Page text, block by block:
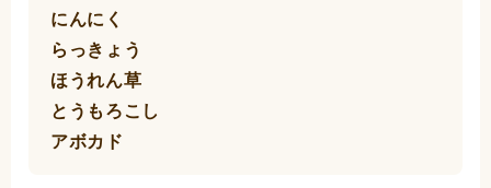
にんにく
らっきょう
ほうれん草
とうもろこし
アボカド